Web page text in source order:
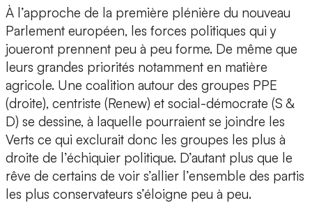
À l’approche de la première plénière du nouveau
Parlement européen, les forces politiques qui y
joueront prennent peu à peu forme. De même que
leurs grandes priorités notamment en matière
agricole. Une coalition autour des groupes PPE
(droite), centriste (Renew) et social-démocrate (S &
D) se dessine, à laquelle pourraient se joindre les
Verts ce qui exclurait donc les groupes les plus à
droite de l’échiquier politique. D’autant plus que le
rêve de certains de voir s’allier l’ensemble des partis
les plus conservateurs s’éloigne peu à peu.